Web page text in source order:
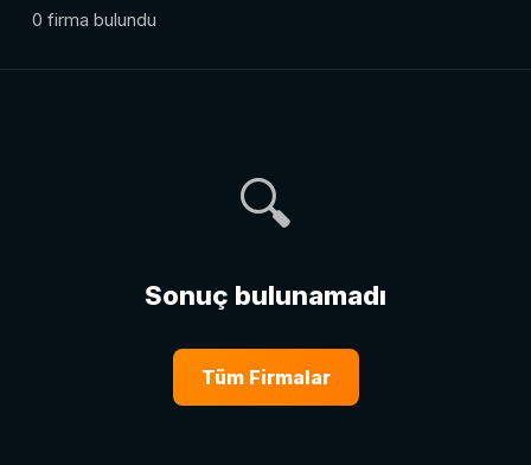
0 firma bulundu
🔍
Sonuç bulunamadı
Tüm Firmalar